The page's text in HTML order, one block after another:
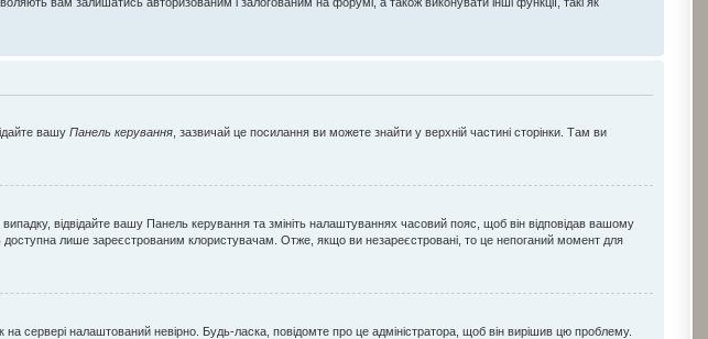
вам залишатись авторизованим і залогованим на форумі, а також виконувати інші функції, такі як
вашуПанель керування , зазвичай це посилання ви можете знайти у верхній частині сторінки. Там ви
відвідайте вашу Панель керування та змініть налаштуваннях часовий пояс, щоб він відповідав вашому
лише зареєстрованим клористувачам. Отже, якщо ви незареєстровані, то це непоганий момент для
сервері налаштований невірно. Будь-ласка, повідомте про це адміністратора, щоб він вирішив цю проблему.